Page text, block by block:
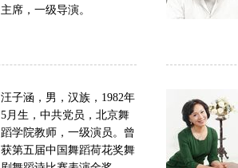
主席，一级导演。
汪子涵，男，汉族，1982年
5月生，中共党员，北京舞
蹈学院教师，一级演员。曾
获第五届中国舞蹈荷花奖舞